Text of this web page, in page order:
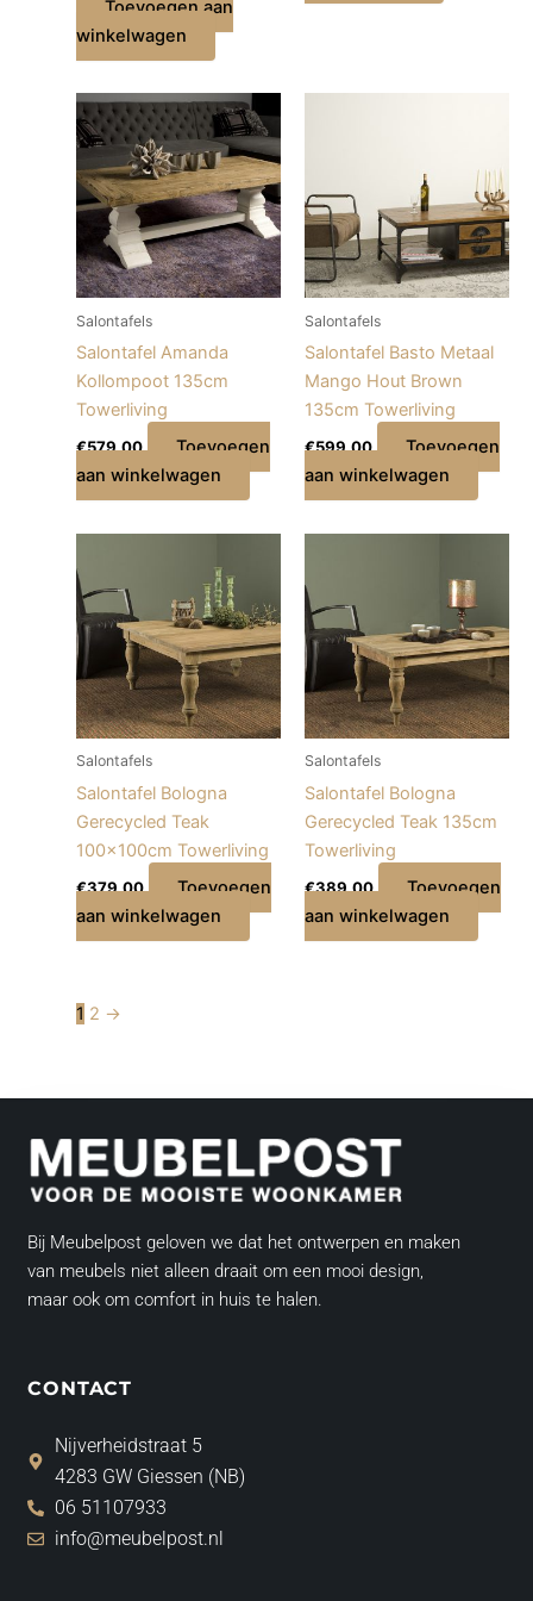
Toevoegen aan
winkelwagen
Salontafels
Salontafel Amanda
Kollompoot 135cm
Towerliving
€579,00
Toevoegen
aan winkelwagen
Salontafels
Salontafel Basto Metaal
Mango Hout Brown
135cm Towerliving
€599,00
Toevoegen
aan winkelwagen
Salontafels
Salontafel Bologna
Gerecycled Teak
100x100cm Towerliving
€379,00
Toevoegen
aan winkelwagen
Salontafels
Salontafel Bologna
Gerecycled Teak 135cm
Towerliving
€389,00
Toevoegen
aan winkelwagen
1 2 →
Bij Meubelpost geloven we dat het ontwerpen en maken
van meubels niet alleen draait om een mooi design,
maar ook om comfort in huis te halen.
CONTACT
Nijverheidstraat 5
4283 GW Giessen (NB)
06 51107933
info@meubelpost.nl